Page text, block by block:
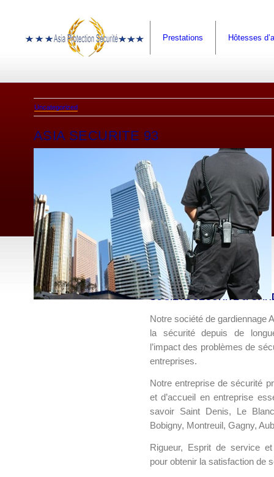
Prestations Hôtesses
Uncategorized
ASIA SECURITE 93
SOCIETE SECURITE &
Notre société de gardiennage
la sécurité depuis de
l’impact des problèmes de
entreprises.
Notre entreprise de sécurité
et d’accueil en entreprise
savoir Saint Denis, Le
Bobigny, Montreuil, Gagny,
Rigueur, Esprit de service
pour obtenir la satisfaction de